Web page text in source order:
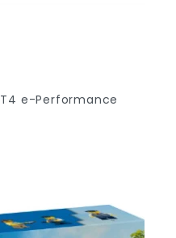
e-Performance